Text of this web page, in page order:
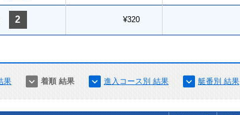
2 ¥320
果 着順 結果 進入コース別 結果 艇番別 結果